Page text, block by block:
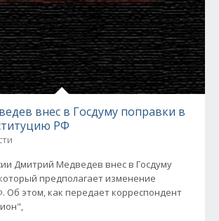
внес в Госдуму поправки в
РФ
Дмитрий Медведев внес в Госдуму
предполагает изменение
Об этом, как передает корреспондент